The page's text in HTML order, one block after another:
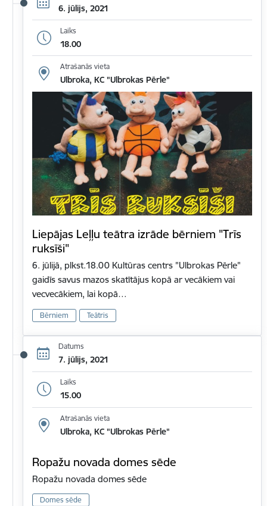
6. jūlijs, 2021
Laiks
18.00
Atrašanās vieta
Ulbroka, KC "Ulbrokas Pērle"
Liepājas Leļļu teātra izrāde bērniem "Trīs
ruksīši"
6. jūlijā, plkst.18.00 Kultūras centrs "Ulbrokas Pērle"
gaidīs savus mazos skatītājus kopā ar vecākiem vai
vecvecākiem, lai kopā…
Bērniem Teātris
Datums
7. jūlijs, 2021
Laiks
15.00
Atrašanās vieta
Ulbroka, KC "Ulbrokas Pērle"
Ropažu novada domes sēde
Ropažu novada domes sēde
Domes sēde